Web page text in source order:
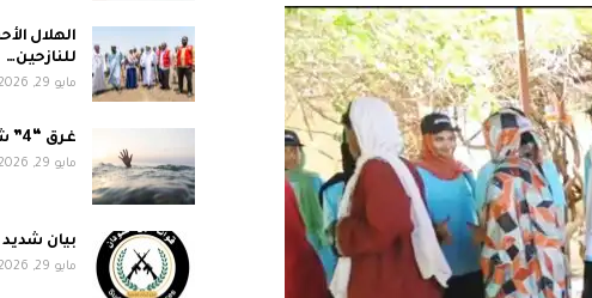
الهلال
للنازحين…
مايو 29, 2026
غرق “4” شباب غرقا في جزيرة الرمل…
مايو 29, 2026
بيان
مايو 29, 2026